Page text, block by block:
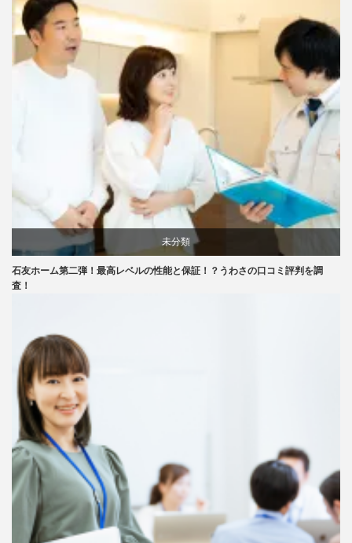
未分類
石友ホーム第二弾！最高レベルの性能と保証！？うわさの口コミ評判を調
査！